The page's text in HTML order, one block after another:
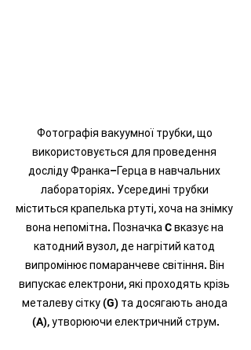
Фотографія вакуумної трубки, що
використовується для проведення
досліду Франка–Герца в навчальних
лабораторіях. Усередині трубки
міститься крапелька ртуті, хоча на знімку
вона непомітна. Позначка C вказує на
катодний вузол, де нагрітий катод
випромінює помаранчеве світіння. Він
випускає електрони, які проходять крізь
металеву сітку (G) та досягають анода
(A), утворюючи електричний струм.